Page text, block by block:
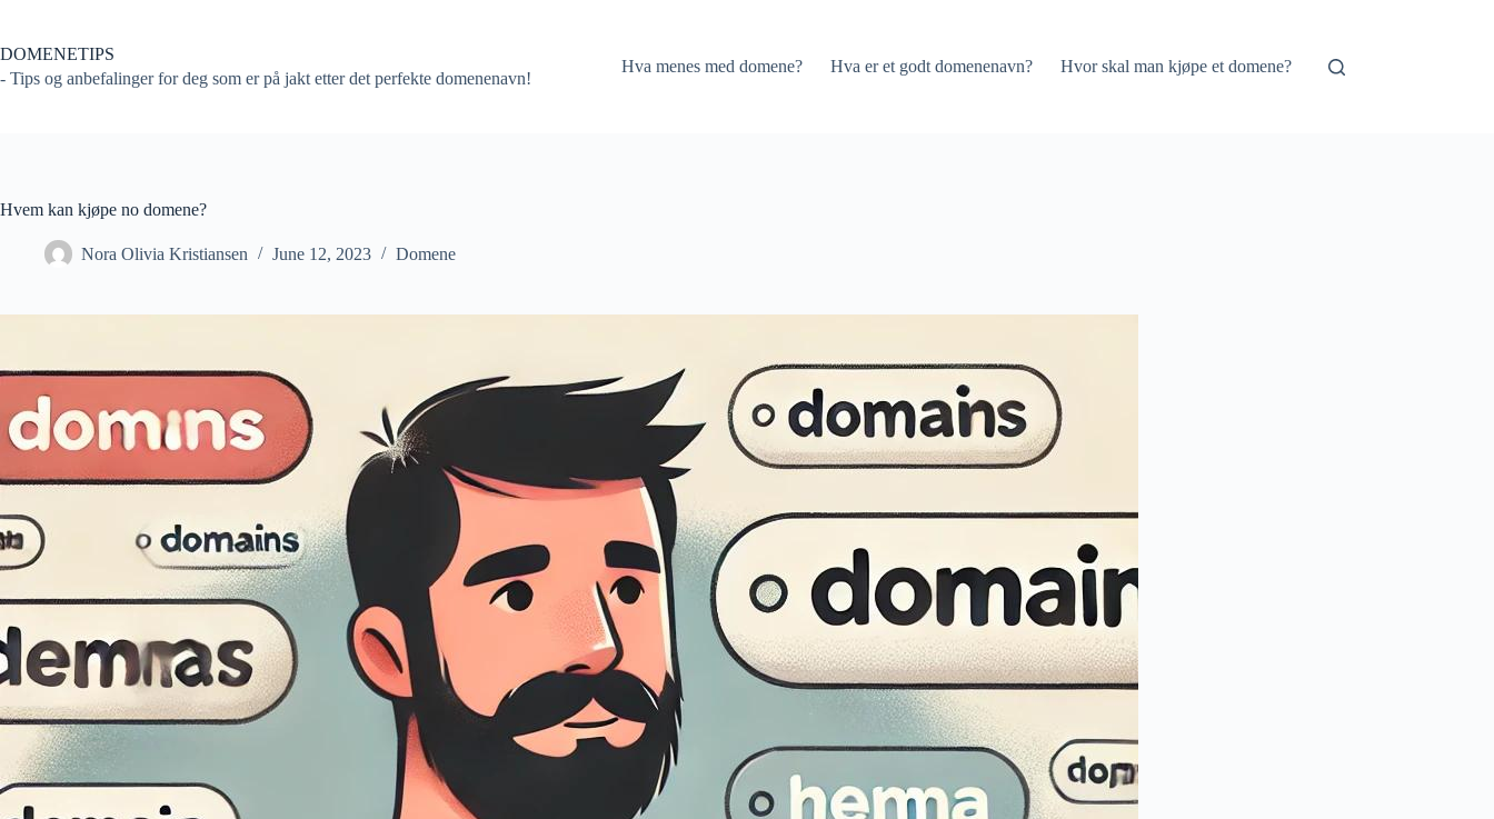
content
DOMENETIPS
- Tips og anbefalinger for deg som er på jakt etter det perfekte domenenavn!
Hva menes med domene? Hva er et godt domenenavn? Hvor skal man kjøpe et domene?
Hvem kan kjøpe no domene?
Nora Olivia Kristiansen June 12, 2023 Domene